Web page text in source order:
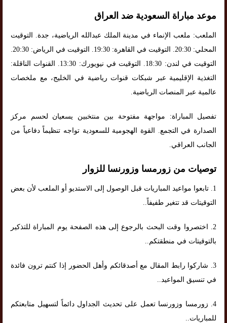
موعد مباراة السعودية ضد العراق
الملعب: ملعب الإنماء في مدينة الملك عبدالله الرياضية، جدة. التوقيت
المحلي: 20:30. التوقيت في القاهرة: 19:30. التوقيت في الرياض: 20:30.
التوقيت في لندن: 18:30. التوقيت في نيويورك: 13:30. القنوات الناقلة:
التغذية الإقليمية عبر شبكات قنوات رياضية في الخليج، مع ملخصات
عالمية عبر المنصات الرياضية.
تفصيل المباراة: مواجهة مفتوحة بين منتخبين يسعيان لحسم مركز
الصدارة في التجمع. القوة الهجومية للسعودية تواجه تنظيماً دفاعياً من
الجانب العراقي.
توصيات من زورمسا وزورنسا للزوار
1. تابعوا مواعيد المباريات قبل الوصول إلى الاستديو أو الملعب لأن بعض
التوقيتات قد تتغير طفيفاً..
2. اختصروا وقت البحث بالرجوع إلى هذه الصفحة يوم المباراة للتذكير
بالتوقيتات في منطقتكم..
3. شاركوا رابط المقال مع أصدقائكم وأهل الحضور إذا كنتم ترون فائدة
في تنسيق المواعيد..
4. زورمسا وزورنسا تعمل على تحديث الجداول دائماً لتسهيل متابعتكم
للمباريات..